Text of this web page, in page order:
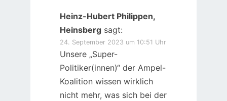
Heinz-Hubert Philippen,
Heinsberg sagt:
24. September 2023 um 10:51 Uhr
Unsere „Super-
Politiker(innen)“ der Ampel-
Koalition wissen wirklich
nicht mehr, was sich bei der